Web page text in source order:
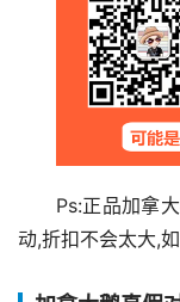
Ps:正品加拿
动,折扣不会太大,